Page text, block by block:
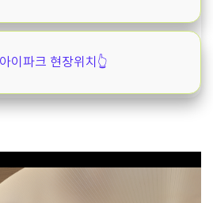
이파크 현장위치👆️